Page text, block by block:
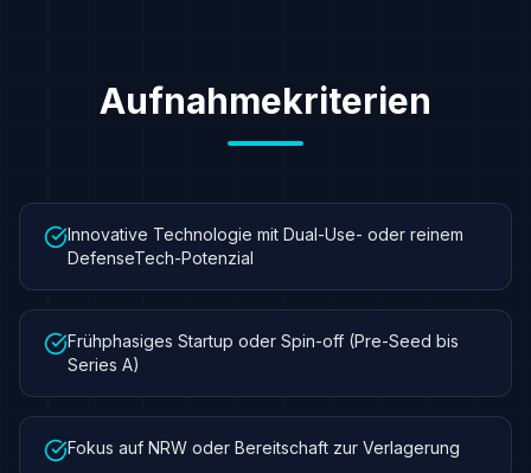
Aufnahmekriterien
Innovative Technologie mit Dual-Use- oder reinem
DefenseTech-Potenzial
Frühphasiges Startup oder Spin-off (Pre-Seed bis
Series A)
Fokus auf NRW oder Bereitschaft zur Verlagerung